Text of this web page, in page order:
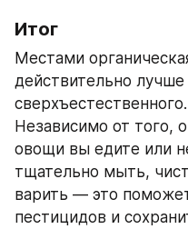
Итог
Местами
действительно
Независимо от того,
овощи вы едите или
тщательно мыть,
варить — это
пестицидов и